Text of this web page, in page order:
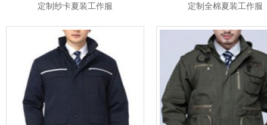
定制纱卡夏装工作服 定制全棉夏装工作服